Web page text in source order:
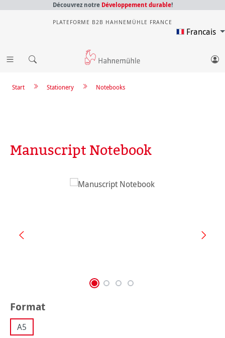
Découvrez notre Développement durable!
PLATEFORME B2B HAHNEMÜHLE FRANCE
Francais
Notebooks
Stationery
Start
Manuscript Notebook
Ignorer la galerie d'images
Sélectionnez
Format
A5